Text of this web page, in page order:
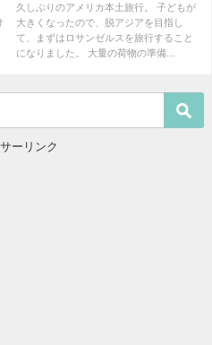
久しぶりのアメリカ本土旅行。 子どもが
大きくなったので、脱アジアを目指し
て、まずはロサンゼルスを旅行すること
になりました。 大量の荷物の準備...
ーリンク